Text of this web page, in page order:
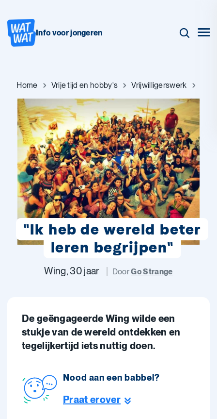
Info voor jongeren
Home Vrije tijd en hobby's Vrijwilligerswerk
"Ik heb de wereld beter
leren begrijpen"
Wing, 30 jaar DoorGo Strange
De geëngageerde Wing wilde een
stukje van de wereld ontdekken en
tegelijkertijd iets nuttig doen.
Nood aan een babbel?
Praat erover